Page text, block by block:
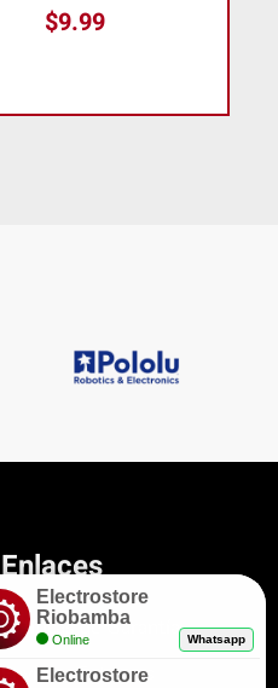
$9.99
Enlaces
Políticas de Garantía
Envíos y Entregas
Electrostore
Riobamba
Online Whatsapp
Electrostore